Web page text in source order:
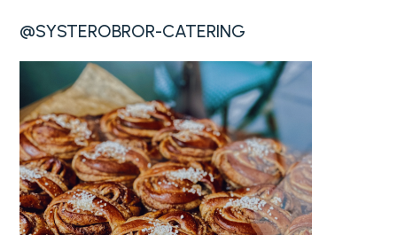
@SYSTEROBROR-CATERING